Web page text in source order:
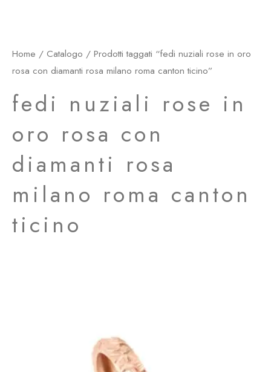
Home / Catalogo / Prodotti taggati “fedi nuziali rose in oro
rosa con diamanti rosa milano roma canton ticino”
fedi nuziali rose in
oro rosa con
diamanti rosa
milano roma canton
ticino